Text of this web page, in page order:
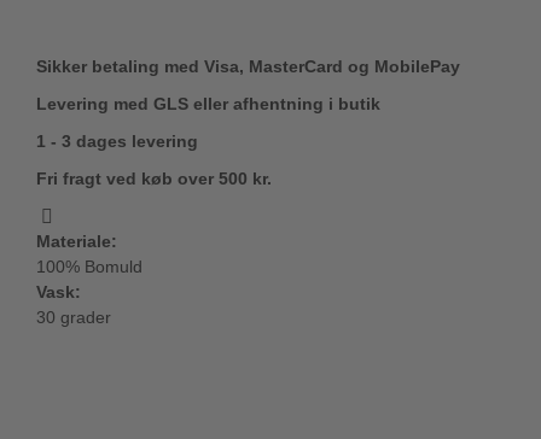
Sikker betaling med Visa, MasterCard og MobilePay
Levering med GLS eller afhentning i butik
1 - 3 dages levering
Fri fragt ved køb over 500 kr.
Materiale:
100% Bomuld
Vask:
30 grader